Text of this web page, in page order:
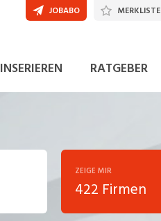
INSERIEREN RATGEBER
JOBABO MERKLISTE
ZEIGE MIR
422 Firmen